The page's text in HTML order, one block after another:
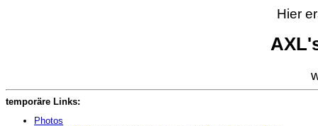
Hier
temporäre Links:
Photos